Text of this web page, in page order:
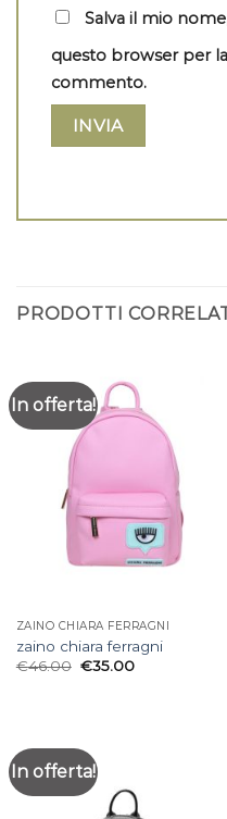
Salva il mio
questo browser per
commento.
PRODOTTI
In offerta!
ZAINO CHIARA FERRAGNI
zaino chiara ferragni
€46.00 €35.00
In offerta!